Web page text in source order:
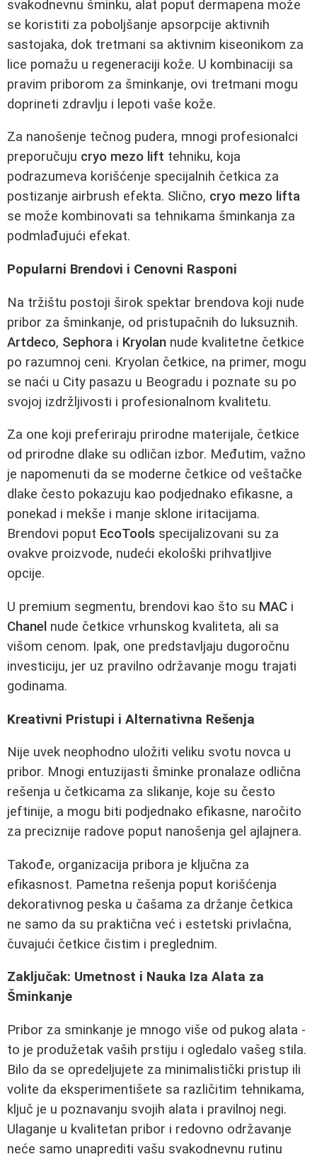
svakodnevnu šminku, alat poput dermapena može
se koristiti za poboljšanje apsorpcije aktivnih
sastojaka, dok tretmani sa aktivnim kiseonikom za
lice pomažu u regeneraciji kože. U kombinaciji sa
pravim priborom za šminkanje, ovi tretmani mogu
doprineti zdravlju i lepoti vaše kože.
Za nanošenje tečnog pudera, mnogi profesionalci
preporučuju cryo mezo lift tehniku, koja
podrazumeva korišćenje specijalnih četkica za
postizanje airbrush efekta. Slično, cryo mezo lifta
se može kombinovati sa tehnikama šminkanja za
podmlađujući efekat.
Popularni Brendovi i Cenovni Rasponi
Na tržištu postoji širok spektar brendova koji nude
pribor za šminkanje, od pristupačnih do luksuznih.
Artdeco, Sephora i Kryolan nude kvalitetne četkice
po razumnoj ceni. Kryolan četkice, na primer, mogu
se naći u City pasazu u Beogradu i poznate su po
svojoj izdržljivosti i profesionalnom kvalitetu.
Za one koji preferiraju prirodne materijale, četkice
od prirodne dlake su odličan izbor. Međutim, važno
je napomenuti da se moderne četkice od veštačke
dlake često pokazuju kao podjednako efikasne, a
ponekad i mekše i manje sklone iritacijama.
Brendovi poput EcoTools specijalizovani su za
ovakve proizvode, nudeći ekološki prihvatljive
opcije.
U premium segmentu, brendovi kao što su MAC i
Chanel nude četkice vrhunskog kvaliteta, ali sa
višom cenom. Ipak, one predstavljaju dugoročnu
investiciju, jer uz pravilno održavanje mogu trajati
godinama.
Kreativni Pristupi i Alternativna Rešenja
Nije uvek neophodno uložiti veliku svotu novca u
pribor. Mnogi entuzijasti šminke pronalaze odlična
rešenja u četkicama za slikanje, koje su često
jeftinije, a mogu biti podjednako efikasne, naročito
za preciznije radove poput nanošenja gel ajlajnera.
Takođe, organizacija pribora je ključna za
efikasnost. Pametna rešenja poput korišćenja
dekorativnog peska u čašama za držanje četkica
ne samo da su praktična već i estetski privlačna,
čuvajući četkice čistim i preglednim.
Zaključak: Umetnost i Nauka Iza Alata za
Šminkanje
Pribor za sminkanje je mnogo više od pukog alata -
to je produžetak vaših prstiju i ogledalo vašeg stila.
Bilo da se opredeljujete za minimalistički pristup ili
volite da eksperimentišete sa različitim tehnikama,
ključ je u poznavanju svojih alata i pravilnoj negi.
Ulaganje u kvalitetan pribor i redovno održavanje
neće samo unaprediti vašu svakodnevnu rutinu